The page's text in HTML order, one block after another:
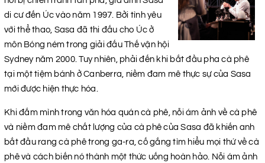
di cư đến Úc vào năm 1997. Bởi tình yêu
với thể thao, Sasa đã thi đấu cho Úc ở
môn Bóng ném trong giải đấu Thế vận hội
Sydney năm 2000. Tuy nhiên, phải đến khi bắt đầu pha cà phê
tại một tiệm bánh ở Canberra, niềm đam mê thực sự của Sasa
mới được hiện thực hóa.
Khi đắm mình trong văn hóa quán cà phê, nỗi ám ảnh về cà phê
và niềm đam mê chất lượng của cà phê của Sasa đã khiến anh
bắt đầu rang cà phê trong ga-ra, cố gắng tìm hiểu mọi thứ về cà
phê và cách biến nó thành một thức uống hoàn hảo. Nỗi ám ảnh